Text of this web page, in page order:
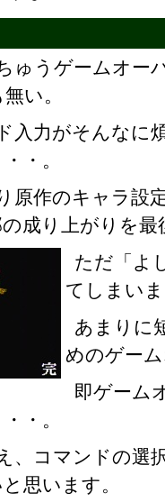
ゅうゲームオー
い。
入力がそんなに
・。
原作のキャラ設
成り上がりを最
ただ「よ
てしまいま
あまりに
めのゲー
即ゲーム
・。
、コマンドの選
思います。